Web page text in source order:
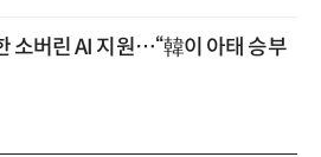
소버린 AI 지원…“韓이 아태 승부